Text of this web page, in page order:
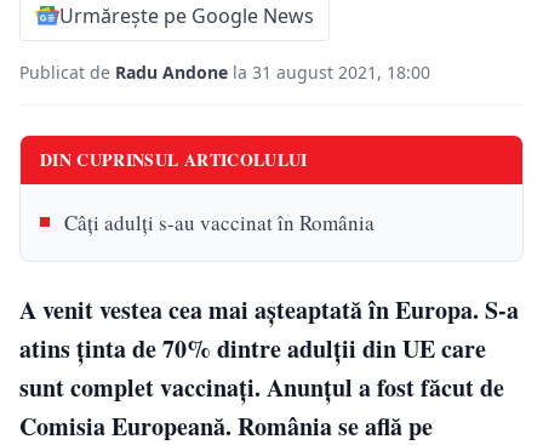
Urmărește pe Google News
Publicat de Radu Andone la 31 august 2021, 18:00
DIN CUPRINSUL ARTICOLULUI
Câți adulți s-au vaccinat în România
A venit vestea cea mai așteaptată în Europa. S-a
atins ținta de 70% dintre adulții din UE care
sunt complet vaccinați. Anunțul a fost făcut de
Comisia Europeană. România se află pe